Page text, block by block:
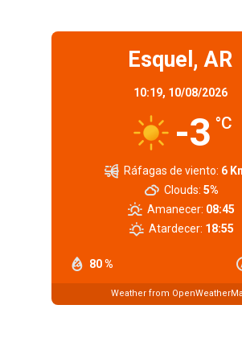
Esquel, AR
10:19, 10/08/2026
-3 °C
80 %
Ráfagas de viento: 6
Clouds: 5%
Amanecer: 08:45
Atardecer: 18:55
Weather from